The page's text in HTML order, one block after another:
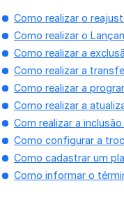
Como realizar o
Como realizar o
Como realizar a
Como realizar a
Como realizar a
Como realizar a
Com realizar a
Como configurar a
Como cadastrar um
Como informar o